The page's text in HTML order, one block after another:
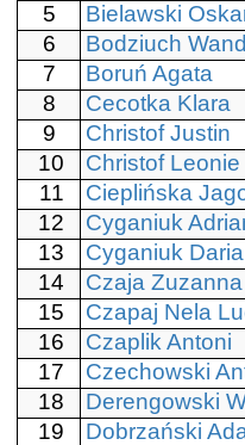
5
Bielawski
6
Bodziuch
7
Boruń Agata
8
Cecotka Klara
9
Christof Justin
10
Christof
11
Cieplińska
12
Cyganiuk
13
Cyganiuk Daria
14
Czaja Zuzanna
15
Czapaj Nela
16
Czaplik Antoni
17
Czechowski
18
Derengowski
19
Dobrzański